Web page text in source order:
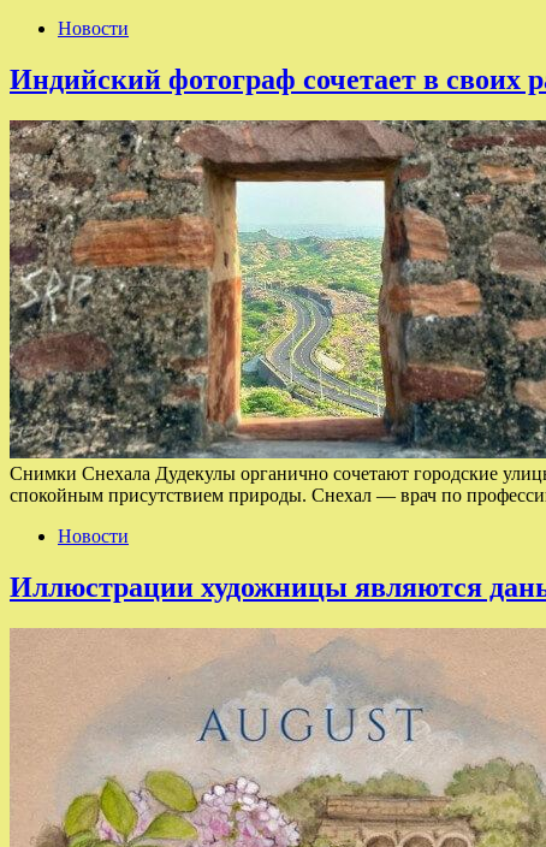
Новости
Индийский фотограф сочетает в своих
Снимки Снехала Дудекулы органично сочетают городские
спокойным присутствием природы. Снехал — врач по
Новости
Иллюстрации художницы являются